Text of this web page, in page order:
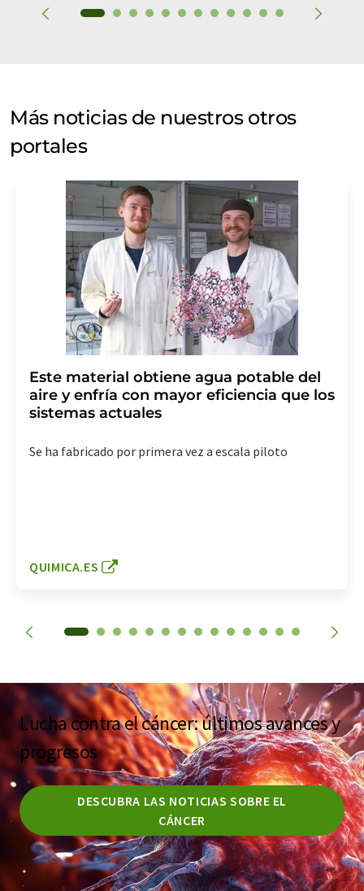
Más noticias de nuestros otros
portales
Este material obtiene agua potable del
aire y enfría con mayor eficiencia que los
sistemas actuales
Se ha fabricado por primera vez a escala piloto
QUIMICA.ES
Lucha contra el cáncer: últimos avances y
progresos
DESCUBRA LAS NOTICIAS SOBRE EL
CÁNCER